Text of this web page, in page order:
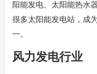
阳能发电、太阳能热水
很多太阳能发电站，成
一。
风力发电行业